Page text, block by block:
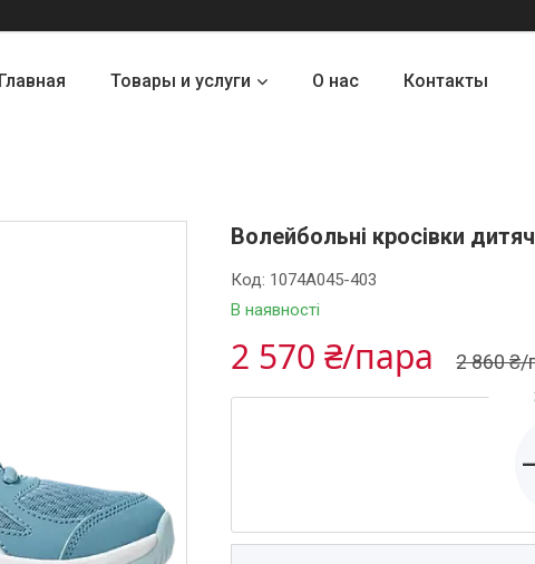
Главная Товары и услуги О нас Контакты
Волейбольні кросівки
В наявності
Код: 1074A045-403
2 860 ₴/
2 570 ₴/пара